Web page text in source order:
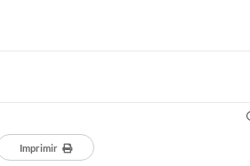
Imprimir